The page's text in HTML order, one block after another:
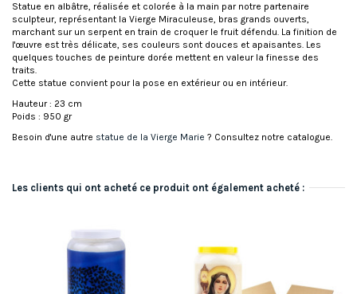
Statue en albâtre, réalisée et colorée à la main par notre partenaire
sculpteur, représentant la Vierge Miraculeuse, bras grands ouverts,
marchant sur un serpent en train de croquer le fruit défendu. La finition de
l'œuvre est très délicate, ses couleurs sont douces et apaisantes. Les
quelques touches de peinture dorée mettent en valeur la finesse des
traits.
Cette statue convient pour la pose en extérieur ou en intérieur.
Hauteur : 23 cm
Poids : 950 gr
Besoin d'une autre statue de la Vierge Marie ? Consultez notre catalogue.
Les clients qui ont acheté ce produit ont également acheté :